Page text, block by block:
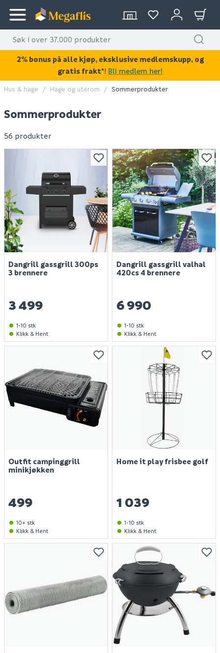
Hus & hage Hage og uterom Sommerprodukter
Sommerprodukter
56 produkter
Dangrill gassgrill 300ps
3 brennere
3 499
1-10 stk
Klikk & Hent
Dangrill gassgrill valhal
420cs 4 brennere
6 990
1-10 stk
Klikk & Hent
Outfit campinggrill
minikjøkken
499
10+ stk
Klikk & Hent
Home it play frisbee golf
1 039
1-10 stk
Klikk & Hent
2% bonus på alle kjøp, eksklusive medlemskupp, og
gratis frakt*! Bli medlem her!